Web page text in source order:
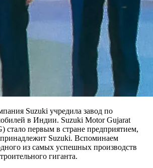
Suzuki учредила завод по
в Индии. Suzuki Motor Gujarat
стало первым в стране предприятием,
Suzuki. Вспоминаем
из самых успешных производств
гиганта.